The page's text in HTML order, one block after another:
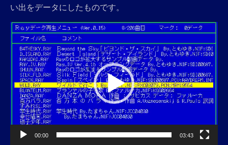
い出をデータにしたものです。
動
画
ー
00:00 03:43